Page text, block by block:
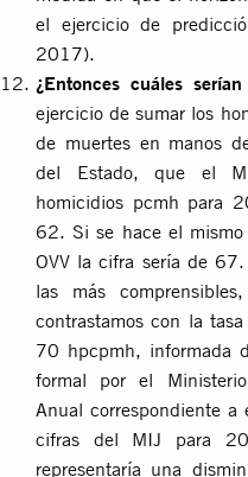
el ejercicio de
2017).
¿Entonces cuáles
ejercicio de sumar los
de muertes en manos
del Estado, que el
homicidios pcmh para
62. Si se hace el
OVV la cifra sería de
las más
contrastamos con la
70 hpcpmh, informada
formal por el
Anual correspondiente a
cifras del MIJ para
representaría una